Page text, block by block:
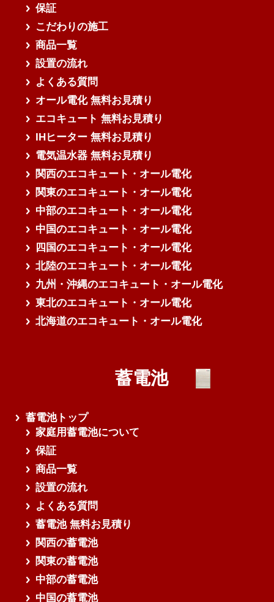
保証
こだわりの施工
商品一覧
設置の流れ
よくある質問
オール電化 無料お見積り
エコキュート 無料お見積り
IHヒーター 無料お見積り
電気温水器 無料お見積り
関西のエコキュート・オール電化
関東のエコキュート・オール電化
中部のエコキュート・オール電化
中国のエコキュート・オール電化
四国のエコキュート・オール電化
北陸のエコキュート・オール電化
九州・沖縄のエコキュート・オール電化
東北のエコキュート・オール電化
北海道のエコキュート・オール電化
蓄電池
蓄電池トップ
家庭用蓄電池について
保証
商品一覧
設置の流れ
よくある質問
蓄電池 無料お見積り
関西の蓄電池
関東の蓄電池
中部の蓄電池
中国の蓄電池